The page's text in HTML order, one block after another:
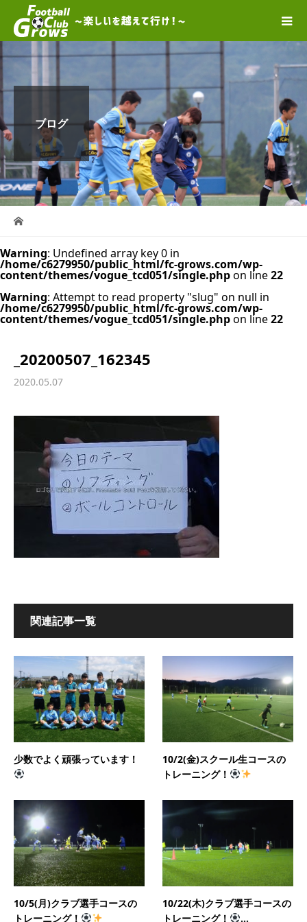
ブログ
Warning: Undefined array key 0 in
/home/c6279950/public_html/fc-grows.com/wp-
content/themes/vogue_tcd051/single.phpon line22
Warning: Attempt to read property "slug" on null in
/home/c6279950/public_html/fc-grows.com/wp-
content/themes/vogue_tcd051/single.phpon line22
_20200507_162345
2020.05.07
関連記事一覧
少数でよく頑張っています！
10/2(金)スクール生コースの
トレーニング！
10/5(月)クラブ選手コースの
トレーニング！
10/22(木)クラブ選手コースの
トレーニング！
...